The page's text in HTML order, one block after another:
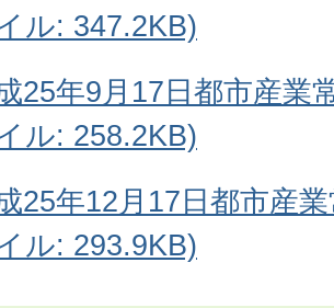
ル: 347.2KB)
25年9月17日都市産業
ル: 258.2KB)
25年12月17日都市産
ル: 293.9KB)